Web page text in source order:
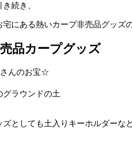
続き、
にある熱いカープ非売品グッズ
品カープグッズ
んのお宝☆
グラウンドの土
としても土入りキーホルダー